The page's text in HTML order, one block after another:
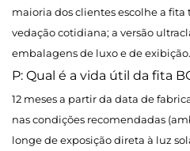
maioria dos clientes escolhe a fita
vedação cotidiana; a versão
embalagens de luxo e de exibição.
P: Qual é a vida útil da fita
12 meses a partir da data de
nas condições recomendadas
longe de exposição direta à luz